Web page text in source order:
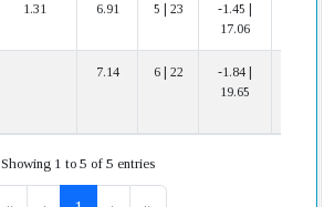
1.31 6.91 5 | 23
-1.45 |
17.06
7.14 6 | 22
-1.84 |
19.65
Showing 1 to 5 of 5 entries